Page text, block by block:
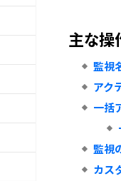
主な操
監視
アク
一括
監視
カス